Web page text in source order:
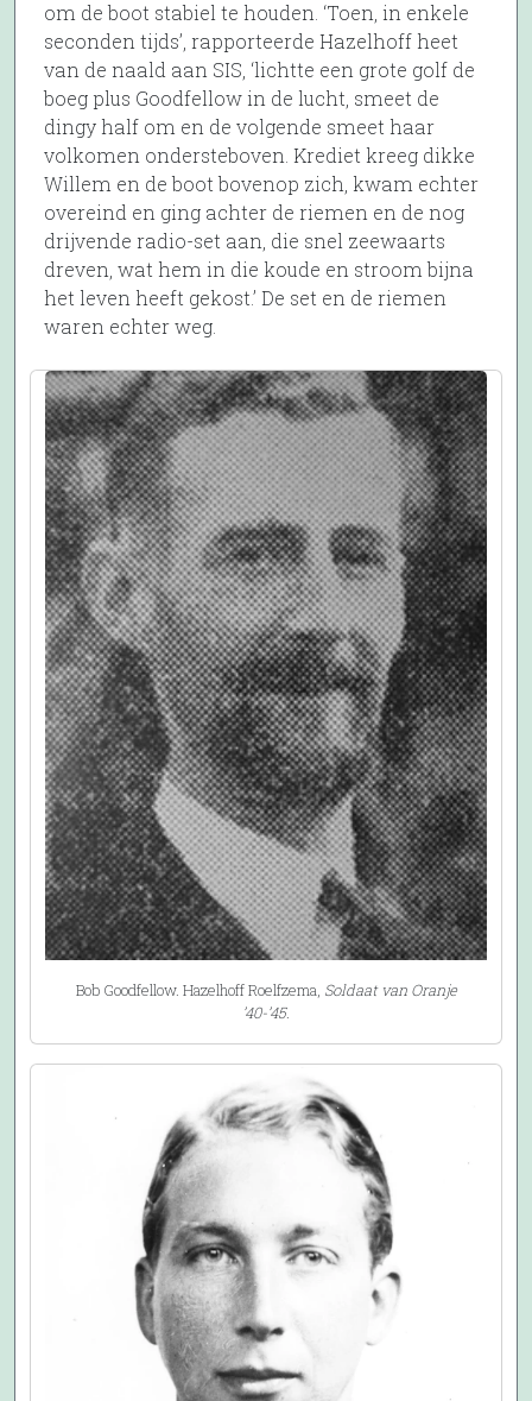
om de boot stabiel te houden. ‘Toen, in enkele
seconden tijds’, rapporteerde Hazelhoff heet
van de naald aan SIS, ‘lichtte een grote golf de
boeg plus Goodfellow in de lucht, smeet de
dingy half om en de volgende smeet haar
volkomen ondersteboven. Krediet kreeg dikke
Willem en de boot bovenop zich, kwam echter
overeind en ging achter de riemen en de nog
drijvende radio-set aan, die snel zeewaarts
dreven, wat hem in die koude en stroom bijna
het leven heeft gekost.’ De set en de riemen
waren echter weg.
Bob Goodfellow. Hazelhoff Roelfzema, Soldaat van Oranje
’40-’45.